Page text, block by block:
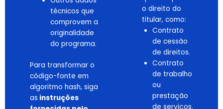
técnicos que
comprovem a
originalidade
do programa.
Para transformar o
código-fonte em
algoritmo hash, siga
as instruções
o direito do
titular, como:
Contrato
de cessão
de direitos.
Contrato
de trabalho
ou
prestação
de serviços.